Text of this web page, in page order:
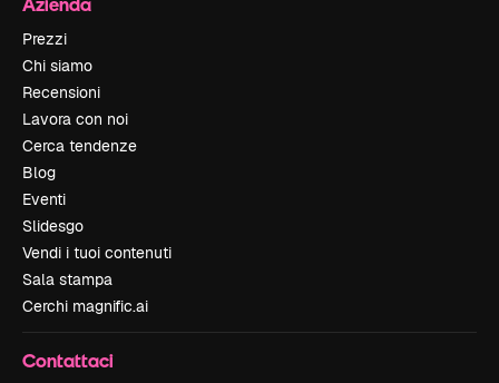
Prezzi
Chi siamo
Recensioni
Lavora con noi
Cerca tendenze
Blog
Eventi
Slidesgo
Vendi i tuoi contenuti
Sala stampa
Cerchi magnific.ai
Contattaci